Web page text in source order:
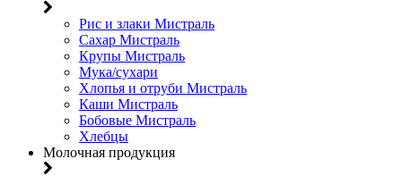
Рис и злаки Мистраль
Сахар Мистраль
Крупы Мистраль
Мука/сухари
Хлопья и отруби Мистраль
Каши Мистраль
Бобовые Мистраль
Хлебцы
Молочная продукция